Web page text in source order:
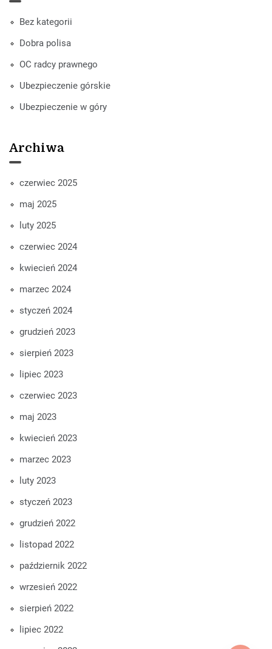
Bez kategorii
Dobra polisa
OC radcy prawnego
Ubezpieczenie górskie
Ubezpieczenie w góry
Archiwa
czerwiec 2025
maj 2025
luty 2025
czerwiec 2024
kwiecień 2024
marzec 2024
styczeń 2024
grudzień 2023
sierpień 2023
lipiec 2023
czerwiec 2023
maj 2023
kwiecień 2023
marzec 2023
luty 2023
styczeń 2023
grudzień 2022
listopad 2022
październik 2022
wrzesień 2022
sierpień 2022
lipiec 2022